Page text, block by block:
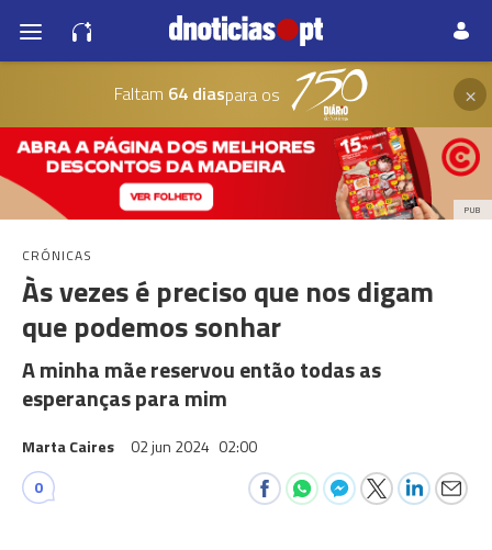
Faltam 64 diaspara os ×
PUB
CRÓNICAS
Às vezes é preciso que nos digam
que podemos sonhar
A minha mãe reservou então todas as
esperanças para mim
Marta Caires 02 jun 2024 02:00
0